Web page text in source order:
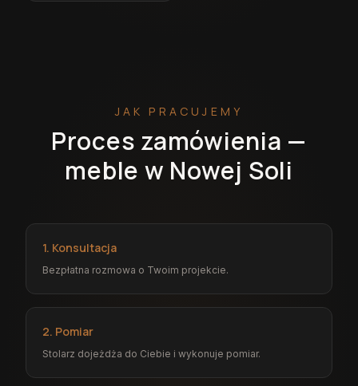
JAK PRACUJEMY
Proces zamówienia —
meble w Nowej Soli
1. Konsultacja
Bezpłatna rozmowa o Twoim projekcie.
2. Pomiar
Stolarz dojeżdża do Ciebie i wykonuje pomiar.